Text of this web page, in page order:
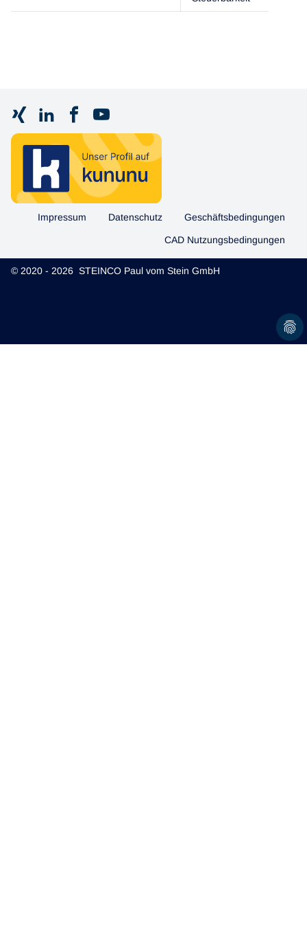
Impressum Datenschutz Geschäftsbedingungen
CAD Nutzungsbedingungen
© 2020 - 2026 STEINCO Paul vom Stein GmbH